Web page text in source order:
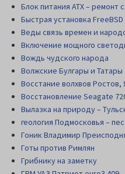
Блок питания АТХ – ремонт
Быстрая установка FreeBSD
Веды связь времен и
Включение мощного
Вождь чудского народа
Волжские Булгары и Татары
Восстание волхвов Ростов,
Восстановление Seagate
Вылазка на природу –
геология Подмосковья –
Гоник Владимир
Готы против Римлян
Грибнику на заметку